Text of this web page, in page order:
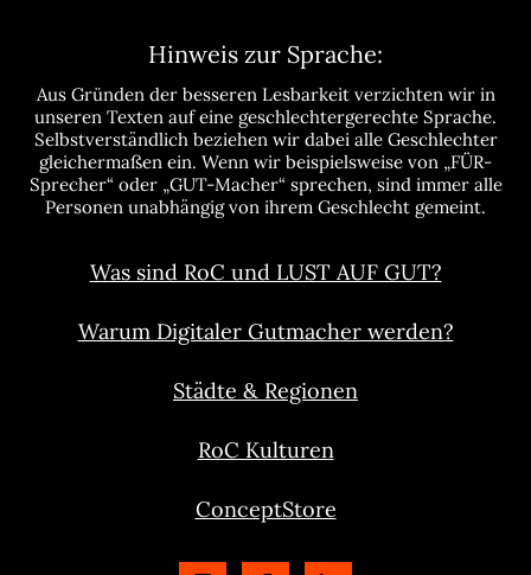
Hinweis zur Sprache:
Aus Gründen der besseren Lesbarkeit verzichten wir in
unseren Texten auf eine geschlechtergerechte Sprache.
Selbstverständlich beziehen wir dabei alle Geschlechter
gleichermaßen ein. Wenn wir beispielsweise von „FÜR-
Sprecher“ oder „GUT-Macher“ sprechen, sind immer alle
Personen unabhängig von ihrem Geschlecht gemeint.
Was sind RoC und LUST AUF GUT?
Warum Digitaler Gutmacher werden?
Städte & Regionen
RoC Kulturen
ConceptStore